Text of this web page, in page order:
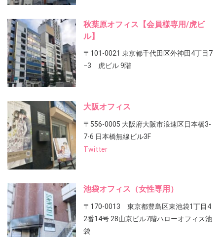
秋葉原オフィス【会員様専用/虎ビ
ル】
〒101-0021 東京都千代田区外神田4丁目7
−3 虎ビル 9階
大阪オフィス
〒556-0005 大阪府大阪市浪速区日本橋3-
7-6 日本橋無線ビル3F
Twitter
池袋オフィス（女性専用）
〒170-0013 東京都豊島区東池袋1丁目4
2番14号 28山京ビル7階ハローオフィス池
袋